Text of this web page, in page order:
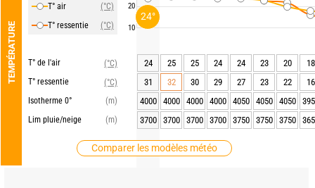
TEMPÉRATURE
T° air
(°C)
T° ressentie
(°C)
T° de l'air
(°C)
T° ressentie
(°C)
Isotherme 0°
(m)
Lim pluie/neige
(m)
Comparer les modèles météo
20
10
24 25 25 24 24 23 20
18
31
32 30 29 27 23 22
16
4000
4000 4000 4000 4050 4050 4050
3700
3700 3700 3700 3750 3750 3750
24°